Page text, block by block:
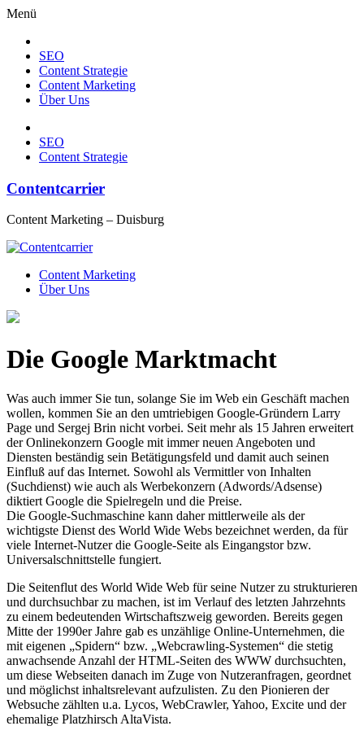
Menü
SEO
Content Strategie
Content Marketing
Über Uns
SEO
Content Strategie
Contentcarrier
Content Marketing – Duisburg
Content Marketing
Über Uns
Die Google Marktmacht
Was auch immer Sie tun, solange Sie im Web ein Geschäft machen
wollen, kommen Sie an den umtriebigen Google-Gründern Larry
Page und Sergej Brin nicht vorbei. Seit mehr als 15 Jahren erweitert
der Onlinekonzern Google mit immer neuen Angeboten und
Diensten beständig sein Betätigungsfeld und damit auch seinen
Einfluß auf das Internet. Sowohl als Vermittler von Inhalten
(Suchdienst) wie auch als Werbekonzern (Adwords/Adsense)
diktiert Google die Spielregeln und die Preise.
Die Google-Suchmaschine kann daher mittlerweile als der
wichtigste Dienst des World Wide Webs bezeichnet werden, da für
viele Internet-Nutzer die Google-Seite als Eingangstor bzw.
Universalschnittstelle fungiert.
Die Seitenflut des World Wide Web für seine Nutzer zu strukturieren
und durchsuchbar zu machen, ist im Verlauf des letzten Jahrzehnts
zu einem bedeutenden Wirtschaftszweig geworden. Bereits gegen
Mitte der 1990er Jahre gab es unzählige Online-Unternehmen, die
mit eigenen „Spidern“ bzw. „Webcrawling-Systemen“ die stetig
anwachsende Anzahl der HTML-Seiten des WWW durchsuchten,
um diese Webseiten danach im Zuge von Nutzeranfragen, geordnet
und möglichst inhaltsrelevant aufzulisten. Zu den Pionieren der
Websuche zählten u.a. Lycos, WebCrawler, Yahoo, Excite und der
ehemalige Platzhirsch AltaVista.